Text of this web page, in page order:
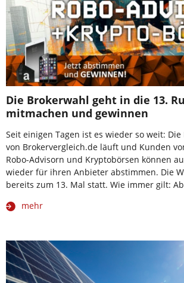
Die Brokerwahl geht in die 13.
mitmachen und gewinnen
Seit einigen Tagen ist es wieder so weit:
von Brokervergleich.de läuft und Kunden
Robo-Advisorn und Kryptobörsen können
wieder für ihren Anbieter abstimmen. Die
bereits zum 13. Mal statt. Wie immer gilt:
mehr